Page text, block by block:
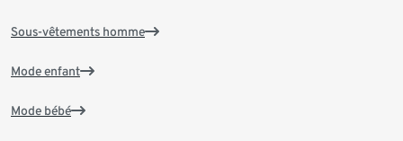
Sous-vêtements homme
Mode enfant
Mode bébé